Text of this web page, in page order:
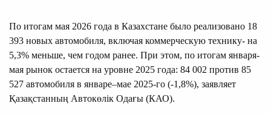
По итогам мая 2026 года в Казахстане было реализовано 18
393 новых автомобиля, включая коммерческую технику- на
5,3% меньше, чем годом ранее. При этом, по итогам января-
мая рынок остается на уровне 2025 года: 84 002 против 85
527 автомобиля в январе–мае 2025-го (-1,8%), заявляет
Қазақстанның Автокөлік Одағы (КАО).